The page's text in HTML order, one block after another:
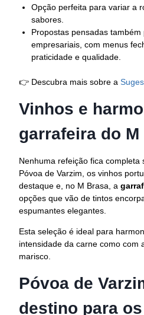
Opção perfeita para variar a
sabores.
Propostas pensadas também
empresariais, com menus
praticidade e qualidade.
👉 Descubra mais sobre a
Vinhos e
garrafeira do M
Nenhuma refeição fica completa
Póvoa de Varzim, os vinhos
destaque e, no M Brasa, a
opções que vão de tintos
espumantes elegantes.
Esta seleção é ideal para
intensidade da carne como com
marisco.
Póvoa de
destino para